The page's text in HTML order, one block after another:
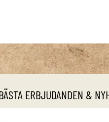
ERBJUDANDEN &